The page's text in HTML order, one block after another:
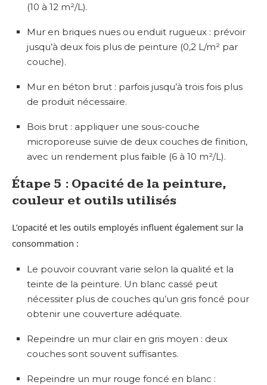
(10 à 12 m²/L).
Mur en briques nues ou enduit rugueux : prévoir
jusqu’à deux fois plus de peinture (0,2 L/m² par
couche).
Mur en béton brut : parfois jusqu’à trois fois plus
de produit nécessaire.
Bois brut : appliquer une sous-couche
microporeuse suivie de deux couches de finition,
avec un rendement plus faible (6 à 10 m²/L).
Étape 5 : Opacité de la peinture,
couleur et outils utilisés
L’opacité et les outils employés influent également sur la
consommation :
Le pouvoir couvrant varie selon la qualité et la
teinte de la peinture. Un blanc cassé peut
nécessiter plus de couches qu’un gris foncé pour
obtenir une couverture adéquate.
Repeindre un mur clair en gris moyen : deux
couches sont souvent suffisantes.
Repeindre un mur rouge foncé en blanc :